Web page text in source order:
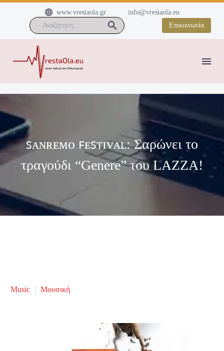

 www.vrestaola.gr
info@vrestaola.eu
Επικοινωνία
ꜱᴀɴʀᴇᴍᴏ ꜰᴇꜱᴛɪᴠᴀʟ: Σαρώνει το
τραγούδι “Genere” του LAZZA!
Music Μουσική